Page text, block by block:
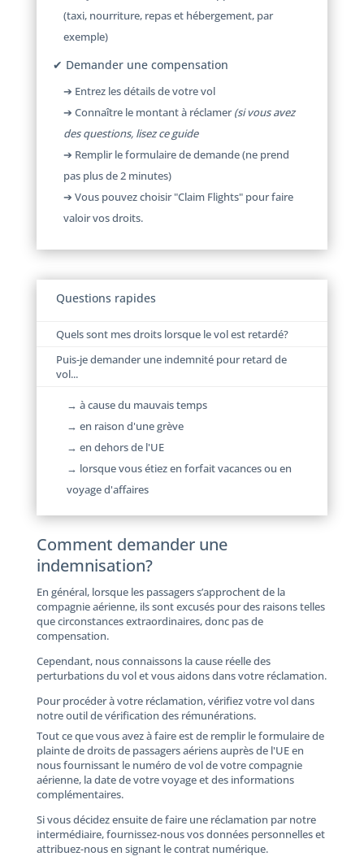
(taxi, nourriture, repas et hébergement, par
exemple)
✔ Demander une compensation
➔ Entrez les détails de votre vol
➔ Connaître le montant à réclamer(si vous avez
des questions, lisez ce guide
➔ Remplir le formulaire de demande (ne prend
pas plus de 2 minutes)
➔ Vous pouvez choisir "Claim Flights" pour faire
valoir vos droits.
Questions rapides
Quels sont mes droits lorsque le vol est retardé?
Puis-je demander une indemnité pour retard de
vol...
→ à cause du mauvais temps
→ en raison d'une grève
→ en dehors de l'UE
→ lorsque vous étiez en forfait vacances ou en
voyage d'affaires
Comment demander une
indemnisation?
En général, lorsque les passagers s’approchent de la
compagnie aérienne, ils sont excusés pour des raisons telles
que circonstances extraordinaires, donc pas de
compensation.
Cependant, nous connaissons la cause réelle des
perturbations du vol et vous aidons dans votre réclamation.
Pour procéder à votre réclamation, vérifiez votre vol dans
notre outil de vérification des rémunérations.
Tout ce que vous avez à faire est de remplir le formulaire de
plainte de droits de passagers aériens auprès de l'UE en
nous fournissant le numéro de vol de votre compagnie
aérienne, la date de votre voyage et des informations
complémentaires.
Si vous décidez ensuite de faire une réclamation par notre
intermédiaire, fournissez-nous vos données personnelles et
attribuez-nous en signant le contrat numérique.